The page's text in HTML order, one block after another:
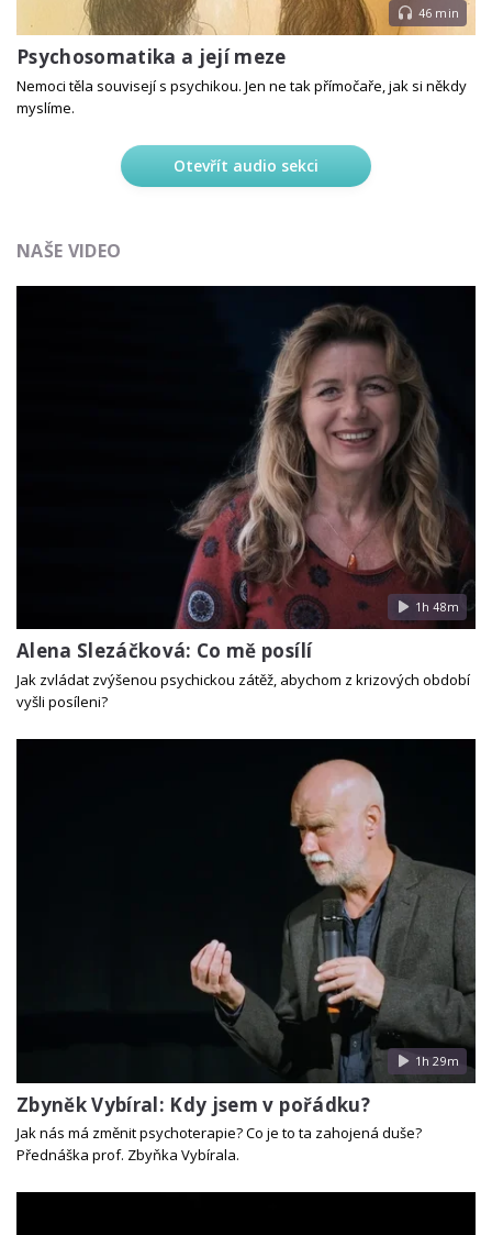
46 min
Psychosomatika a její meze
Nemoci těla souvisejí s psychikou. Jen ne tak přímočaře, jak si někdy
myslíme.
Otevřít audio sekci
NAŠE VIDEO
1h 48m
Alena Slezáčková: Co mě posílí
Jak zvládat zvýšenou psychickou zátěž, abychom z krizových období
vyšli posíleni?
1h 29m
Zbyněk Vybíral: Kdy jsem v pořádku?
Jak nás má změnit psychoterapie? Co je to ta zahojená duše?
Přednáška prof. Zbyňka Vybírala.